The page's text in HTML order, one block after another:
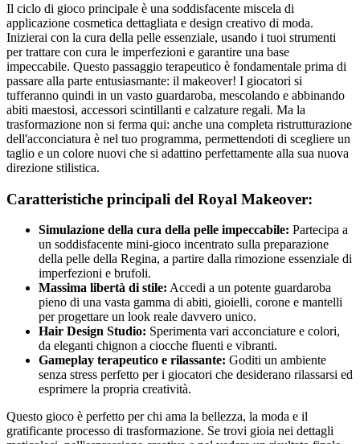
Il ciclo di gioco principale è una soddisfacente miscela di
applicazione cosmetica dettagliata e design creativo di moda.
Inizierai con la cura della pelle essenziale, usando i tuoi strumenti
per trattare con cura le imperfezioni e garantire una base
impeccabile. Questo passaggio terapeutico è fondamentale prima di
passare alla parte entusiasmante: il makeover! I giocatori si
tufferanno quindi in un vasto guardaroba, mescolando e abbinando
abiti maestosi, accessori scintillanti e calzature regali. Ma la
trasformazione non si ferma qui: anche una completa ristrutturazione
dell'acconciatura è nel tuo programma, permettendoti di scegliere un
taglio e un colore nuovi che si adattino perfettamente alla sua nuova
direzione stilistica.
Caratteristiche principali del Royal Makeover:
Simulazione della cura della pelle impeccabile: Partecipa a
un soddisfacente mini-gioco incentrato sulla preparazione
della pelle della Regina, a partire dalla rimozione essenziale di
imperfezioni e brufoli.
Massima libertà di stile: Accedi a un potente guardaroba
pieno di una vasta gamma di abiti, gioielli, corone e mantelli
per progettare un look reale davvero unico.
Hair Design Studio: Sperimenta vari acconciature e colori,
da eleganti chignon a ciocche fluenti e vibranti.
Gameplay terapeutico e rilassante: Goditi un ambiente
senza stress perfetto per i giocatori che desiderano rilassarsi ed
esprimere la propria creatività.
Questo gioco è perfetto per chi ama la bellezza, la moda e il
gratificante processo di trasformazione. Se trovi gioia nei dettagli